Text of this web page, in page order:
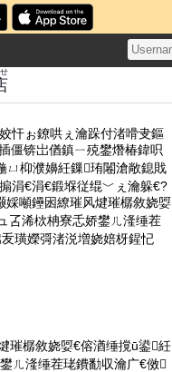
忓ぉ鐐哄ぇ瀹跺付渚嗗叏鏂
僵锛岀偤鎮ㄧ殑鐢熸椿鍏呮
ㄩ枊濮嬶紝鏁珛闂滄敞鎴戝
涓€涓€鍛堢従绲﹀ぇ瀹躲€?
婇噸鑸囦繚璀风煡璀樼敘娆娿
叾浠栨柟寮忎娇鐢ㄦ湰缍茬
璜嬫彁渚涚増娆婄枒鍟忋
璀樼敘娆娿€傛湭缍撹ū鍙紝
ㄦ湰缍茬珯鐨勫収瀹广€傚